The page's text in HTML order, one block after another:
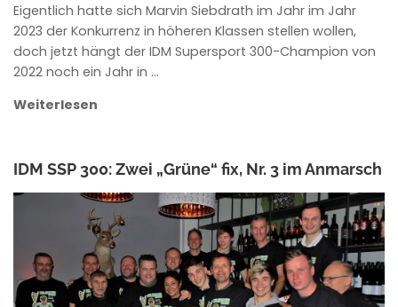
Eigentlich hatte sich Marvin Siebdrath im Jahr im Jahr
2023 der Konkurrenz in höheren Klassen stellen wollen,
doch jetzt hängt der IDM Supersport 300-Champion von
2022 noch ein Jahr in …
Weiterlesen
IDM SSP 300: Zwei „Grüne“ fix, Nr. 3 im Anmarsch
ANKE WIECZOREK